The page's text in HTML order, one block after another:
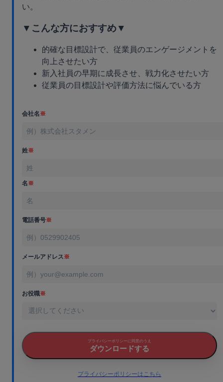
い。
▼こんな方におすすめ▼
的確な目標設計で、従業員のエンゲージメントを
向上させたい方
新入社員の早期に成長させ、戦力化させたい方
従業員の目標設計や評価方法に悩んでいる方
会社名※
姓※
名※
電話番号※
メールアドレス※
お役職※
プライバシーポリシーに同意のうえ
ダウンロードする
プライバシーポリシーはこちら